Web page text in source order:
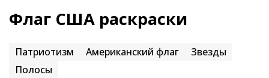
Флаг США раскраски
Патриотизм Американский флаг
Звезды
Полосы